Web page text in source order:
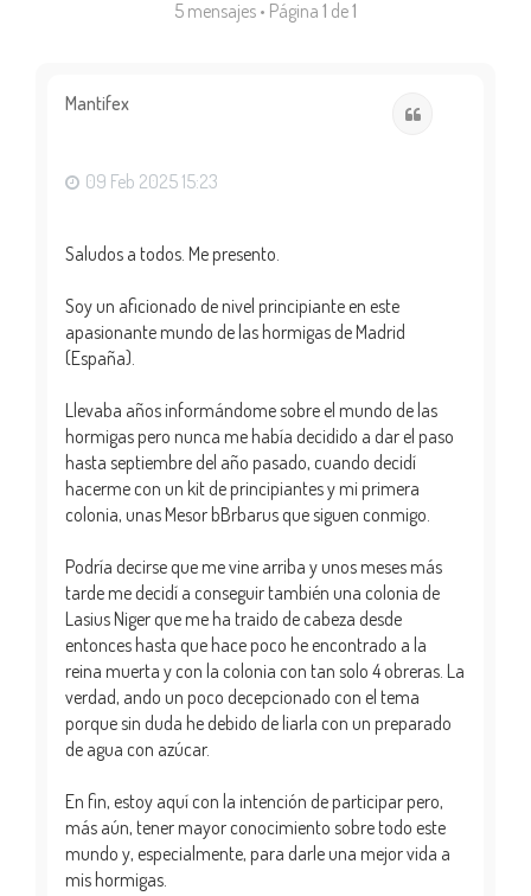
5 mensajes • Página 1 de1
Mantifex
09 Feb 2025 15:23
Saludos a todos. Me presento.
Soy un aficionado de nivel principiante en este
apasionante mundo de las hormigas de Madrid
(España).
Llevaba años informándome sobre el mundo de las
hormigas pero nunca me había decidido a dar el paso
hasta septiembre del año pasado, cuando decidí
hacerme con un kit de principiantes y mi primera
colonia, unas Mesor bBrbarus que siguen conmigo.
Podría decirse que me vine arriba y unos meses más
tarde me decidí a conseguir también una colonia de
Lasius Niger que me ha traido de cabeza desde
entonces hasta que hace poco he encontrado a la
reina muerta y con la colonia con tan solo 4 obreras. La
verdad, ando un poco decepcionado con el tema
porque sin duda he debido de liarla con un preparado
de agua con azúcar.
En fin, estoy aquí con la intención de participar pero,
más aún, tener mayor conocimiento sobre todo este
mundo y, especialmente, para darle una mejor vida a
mis hormigas.